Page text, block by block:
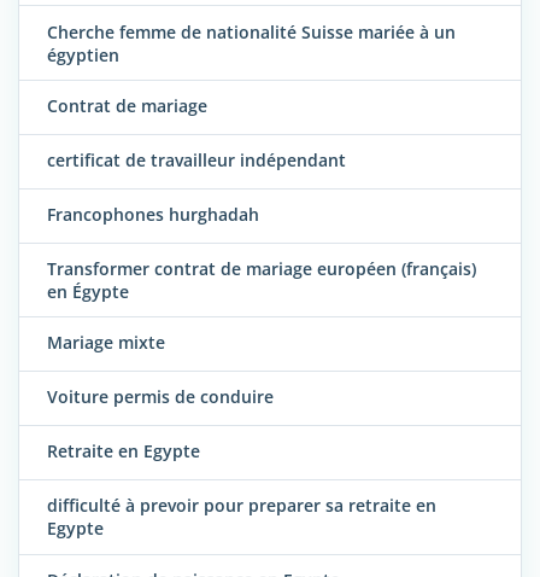
Cherche femme de nationalité Suisse mariée à un
égyptien
Contrat de mariage
certificat de travailleur indépendant
Francophones hurghadah
Transformer contrat de mariage européen (français)
en Égypte
Mariage mixte
Voiture permis de conduire
Retraite en Egypte
difficulté à prevoir pour preparer sa retraite en
Egypte